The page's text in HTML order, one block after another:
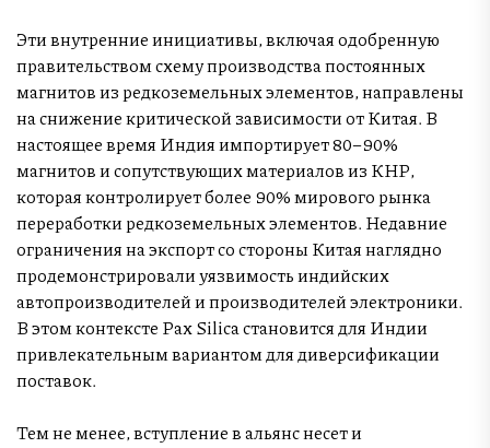
Эти внутренние инициативы, включая одобренную
правительством схему производства постоянных
магнитов из редкоземельных элементов, направлены
на снижение критической зависимости от Китая. В
настоящее время Индия импортирует 80–90%
магнитов и сопутствующих материалов из КНР,
которая контролирует более 90% мирового рынка
переработки редкоземельных элементов. Недавние
ограничения на экспорт со стороны Китая наглядно
продемонстрировали уязвимость индийских
автопроизводителей и производителей электроники.
В этом контексте Pax Silica становится для Индии
привлекательным вариантом для диверсификации
поставок.
Тем не менее, вступление в альянс несет и